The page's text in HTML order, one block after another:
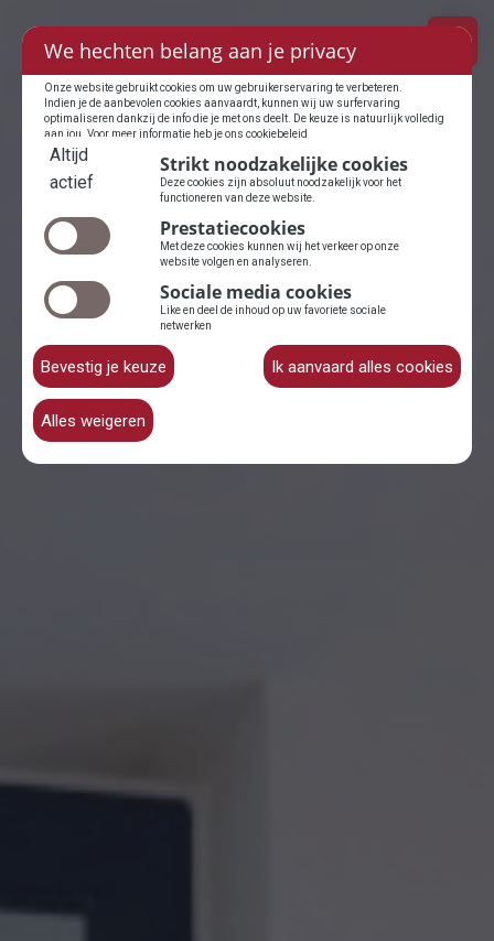
We hechten belang aan je privacy
Onze website gebruikt cookies om uw gebruikerservaring te verbeteren.
Indien je de aanbevolen cookies aanvaardt, kunnen wij uw surfervaring
optimaliseren dankzij de info die je met ons deelt. De keuze is natuurlijk volledig
aan jou. Voor meer informatie heb jeons cookiebeleid
Altijd
actief
Strikt noodzakelijke cookies
Deze cookies zijn absoluut noodzakelijk voor het
functioneren van deze website.
Prestatiecookies
Met deze cookies kunnen wij het verkeer op onze
website volgen en analyseren.
Sociale media cookies
Like en deel de inhoud op uw favoriete sociale
netwerken